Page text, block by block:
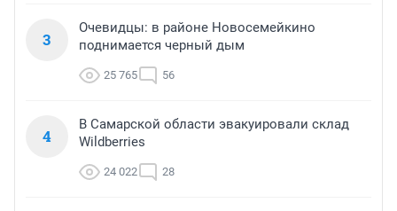
3
Очевидцы: в районе Новосемейкино
поднимается черный дым
25 765 56
4
В Самарской области эвакуировали склад
Wildberries
24 022 28